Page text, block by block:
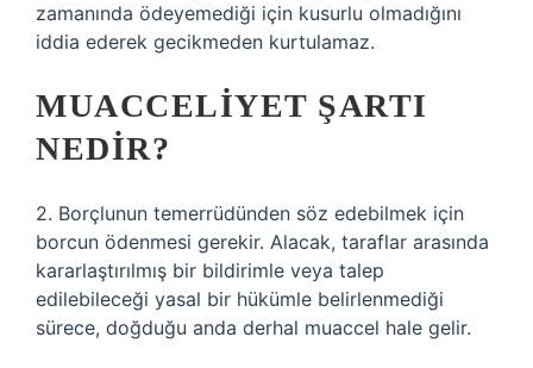
zamanında ödeyemediği için kusurlu olmadığını
iddia ederek gecikmeden kurtulamaz.
MUACCELIYET ŞARTI
NEDIR?
2. Borçlunun temerrüdünden söz edebilmek için
borcun ödenmesi gerekir. Alacak, taraflar arasında
kararlaştırılmış bir bildirimle veya talep
edilebileceği yasal bir hükümle belirlenmediği
sürece, doğduğu anda derhal muaccel hale gelir.